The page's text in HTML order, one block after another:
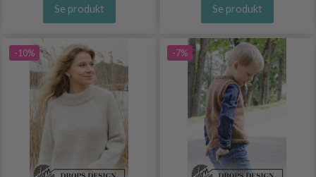
Se produkt Se produkt
-10% -7%